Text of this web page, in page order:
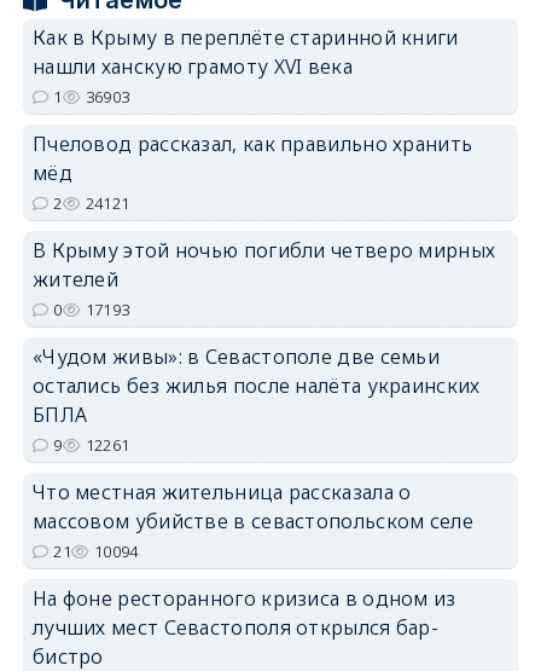
Как в Крыму в переплёте старинной книги
нашли ханскую грамоту XVI века
1 36903
Пчеловод рассказал, как правильно хранить
мёд
2 24121
В Крыму этой ночью погибли четверо мирных
жителей
0 17193
«Чудом живы»: в Севастополе две семьи
остались без жилья после налёта украинских
БПЛА
9 12261
Что местная жительница рассказала о
массовом убийстве в севастопольском селе
21 10094
На фоне ресторанного кризиса в одном из
лучших мест Севастополя открылся бар-
бистро